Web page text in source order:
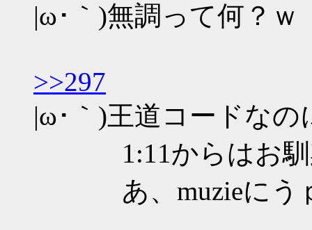
|ω･｀)無調って何？ｗ
>>297
|ω･｀)王道コードな
1:11からはお馴
あ、muzieにうｐ